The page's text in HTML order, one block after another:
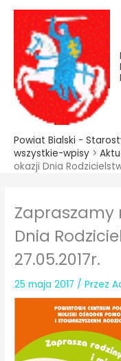
treści
Przejdź
treści
Powiat Bialski -
wszystkie-wpisy >
okazji Dnia
Zapraszamy
Dnia
27.05.2017r.
25 maja 2017 / Przez